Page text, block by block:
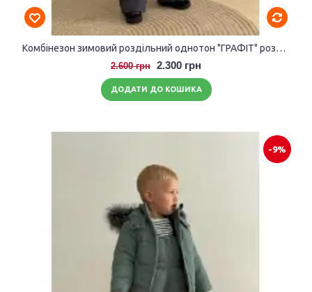
Комбінезон зимовий роздільний однотон "ГРАФІТ" розмір 104-110
2.600 грн 2.300 грн
ДОДАТИ ДО КОШИКА
-9%